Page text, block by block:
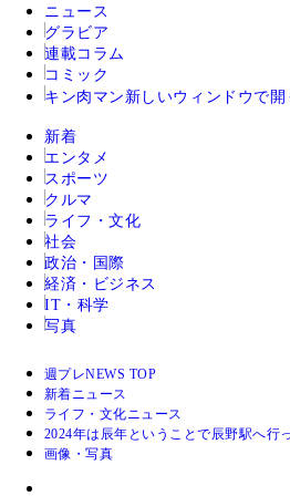
ニュース
グラビア
連載コラム
コミック
キン肉マン 新しいウィンドウで開
新着
エンタメ
スポーツ
クルマ
ライフ・文化
社会
政治・国際
経済・ビジネス
IT・科学
写真
週プレNEWS TOP
新着ニュース
ライフ・文化ニュース
2024年は辰年ということで辰野駅へ行
画像・写真